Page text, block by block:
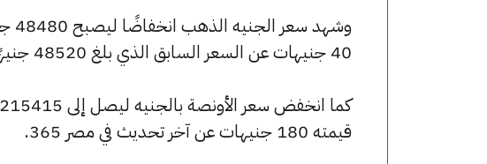
40 جنيهات عن السعر السابق الذي بلغ 48520 جنيهًا للبيع و48120 جنيهًا للشراء.
قيمته 180 جنيهات عن آخر تحديث في مصر 365.